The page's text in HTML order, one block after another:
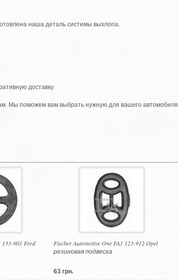
наша деталь системы выхлопа.
доставку.
Мы поможем вам выбрать нужную для вашего автомобиля
133-901 Ford
Fischer Automotive One FA1 123-912 Opel
резиновая подвеска
63 грн.